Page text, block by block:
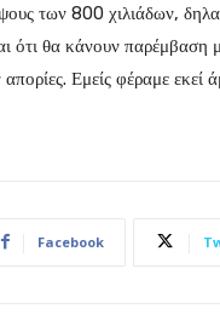
των 800 χιλιάδων,
ότι θα κάνουν
Εμείς φέραμε
Facebook